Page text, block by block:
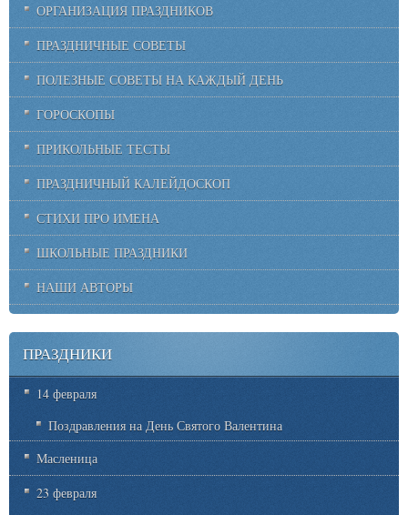
ОРГАНИЗАЦИЯ ПРАЗДНИКОВ
ПРАЗДНИЧНЫЕ СОВЕТЫ
ПОЛЕЗНЫЕ СОВЕТЫ НА КАЖДЫЙ ДЕНЬ
ГОРОСКОПЫ
ПРИКОЛЬНЫЕ ТЕСТЫ
ПРАЗДНИЧНЫЙ КАЛЕЙДОСКОП
СТИХИ ПРО ИМЕНА
ШКОЛЬНЫЕ ПРАЗДНИКИ
НАШИ АВТОРЫ
ПРАЗДНИКИ
14 февраля
Поздравления на День Святого Валентина
Масленица
23 февраля